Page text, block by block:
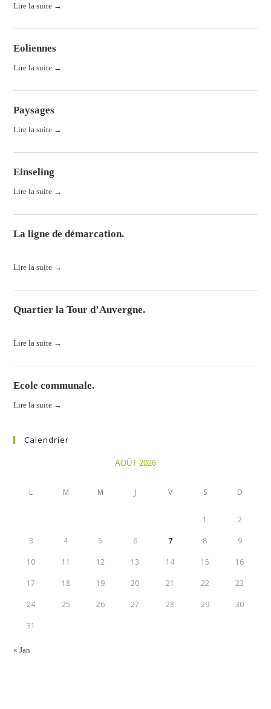
Lire la suite →
Eoliennes
Lire la suite →
Paysages
Lire la suite →
Einseling
Lire la suite →
La ligne de démarcation.
Lire la suite →
Quartier la Tour d’Auvergne.
Lire la suite →
Ecole communale.
Lire la suite →
Calendrier
AOÛT 2026
L M M J V S D
1 2
3 4 5 6 7 8 9
10 11 12 13 14 15 16
17 18 19 20 21 22 23
24 25 26 27 28 29 30
31
« Jan